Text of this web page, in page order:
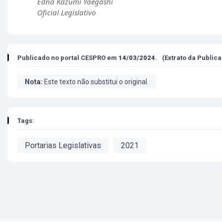
Oficial Legislativo
Publicado no portal CESPRO em 14/03/2024. (Extrato da
Nota: Este texto não substitui o original.
Tags:
Portarias Legislativas 2021